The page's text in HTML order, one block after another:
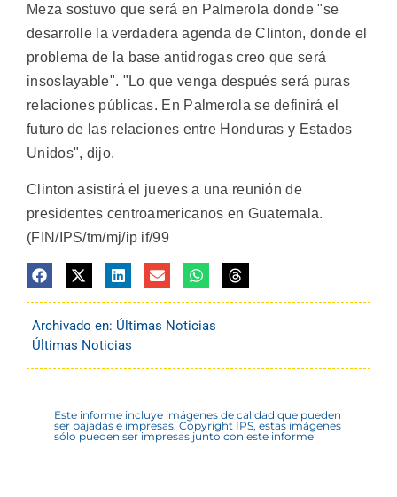
Meza sostuvo que será en Palmerola donde "se
desarrolle la verdadera agenda de Clinton, donde el
problema de la base antidrogas creo que será
insoslayable". "Lo que venga después será puras
relaciones públicas. En Palmerola se definirá el
futuro de las relaciones entre Honduras y Estados
Unidos", dijo.
Clinton asistirá el jueves a una reunión de
presidentes centroamericanos en Guatemala.
(FIN/IPS/tm/mj/ip if/99
Archivado en: Últimas Noticias
Últimas Noticias
Este informe incluye imágenes de calidad que pueden
ser bajadas e impresas. Copyright IPS, estas imágenes
sólo pueden ser impresas junto con este informe